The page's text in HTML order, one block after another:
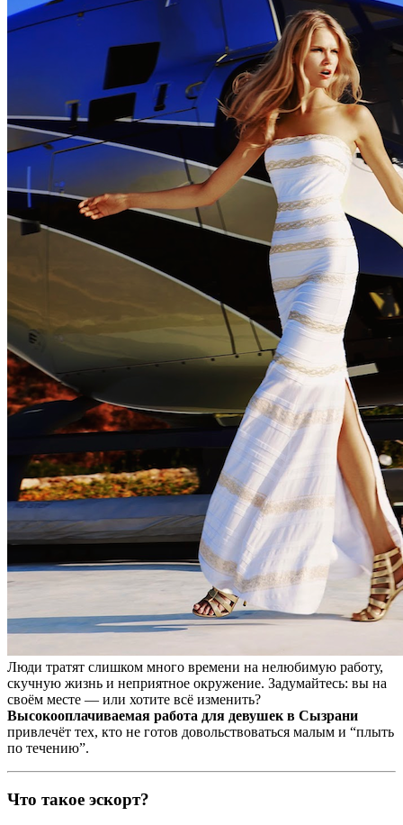
Люди тратят слишком много времени на нелюбимую работу,
скучную жизнь и неприятное окружение. Задумайтесь: вы на
своём месте — или хотите всё изменить?
Высокооплачиваемая работа для девушек в Сызрани
привлечёт тех, кто не готов довольствоваться малым и “плыть
по течению”.
Что такое эскорт?